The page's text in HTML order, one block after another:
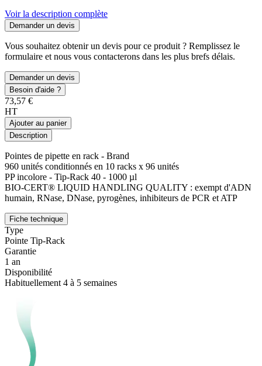
Voir la description complète
Demander un devis
Vous souhaitez obtenir un devis pour ce produit ? Remplissez le
formulaire et nous vous contacterons dans les plus brefs délais.
Demander un devis
Besoin d'aide ?
73,57 €
HT
Ajouter au panier
Description
Pointes de pipette en rack - Brand
960 unités conditionnés en 10 racks x 96 unités
PP incolore - Tip-Rack 40 - 1000 µl
BIO-CERT® LIQUID HANDLING QUALITY : exempt d'ADN
humain, RNase, DNase, pyrogènes, inhibiteurs de PCR et ATP
Fiche technique
Type
Pointe Tip-Rack
Garantie
1 an
Disponibilité
Habituellement 4 à 5 semaines